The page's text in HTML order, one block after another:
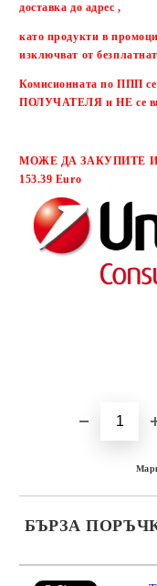
доставка до адрес ,
като продукти в
изключват от
Комисионната по ППП
ПОЛУЧАТЕЛЯ и НЕ се
МОЖЕ ДА ЗАКУПИТЕ
153.39 Euro
БЪРЗА